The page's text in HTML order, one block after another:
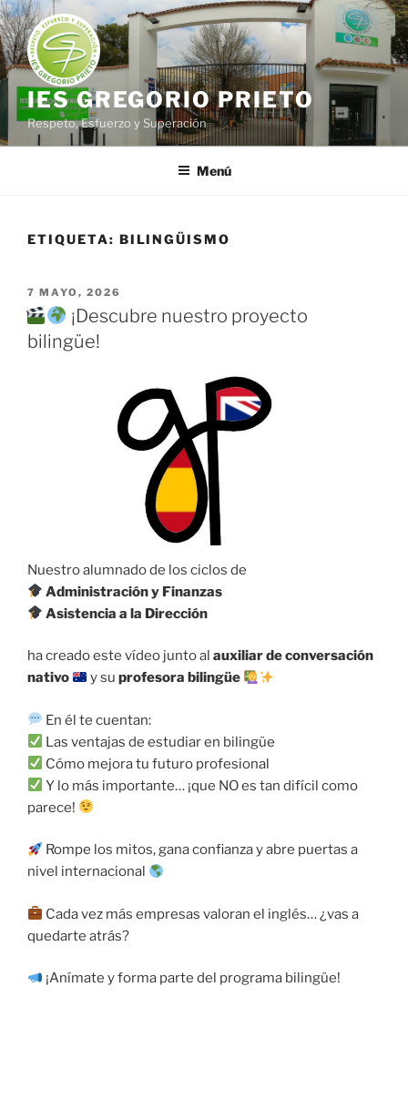
Saltar
al
contenido
IES GREGORIO PRIETO
Respeto, Esfuerzo y Superación
Menú
ETIQUETA: BILINGÜISMO
PUBLICADO
EL
7 MAYO, 2026
¡Descubre nuestro proyecto
bilingüe!
Nuestro alumnado de los ciclos de
Administración y Finanzas
Asistencia a la Dirección
ha creado este vídeo junto al auxiliar de conversación
nativo
y suprofesora bilingüe
En él te cuentan:
Las ventajas de estudiar en bilingüe
Cómo mejora tu futuro profesional
Y lo más importante… ¡que NO es tan difícil como
parece!
Rompe los mitos, gana confianza y abre puertas a
nivel internacional
Cada vez más empresas valoran el inglés… ¿vas a
quedarte atrás?
¡Anímate y forma parte del programa bilingüe!